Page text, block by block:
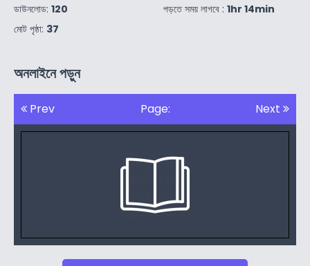
ডাউনলোড: 120
মোট পৃষ্ঠা: 37
পড়তে সময় লাগবে : 1hr 14min
অনলাইনে পড়ুন
Prev Page: Next